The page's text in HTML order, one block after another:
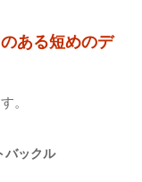
ある短めのデ
。
バックル